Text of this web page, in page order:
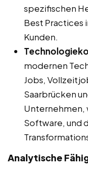
spezifischen
Best Practices
Kunden.
modernen
Jobs,
Saarbrücken
Unternehmen,
Software, und
Analytische